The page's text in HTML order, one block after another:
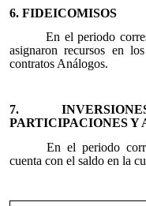
6. FIDEICOMISOS
En el periodo
asignaron recursos en
contratos Análogos.
7.
PARTICIPACIONES Y
En el periodo
cuenta con el saldo en la